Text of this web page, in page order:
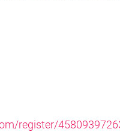
register/